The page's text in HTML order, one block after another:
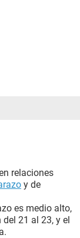
relaciones
y de
es medio alto,
del 21 al 23, y el